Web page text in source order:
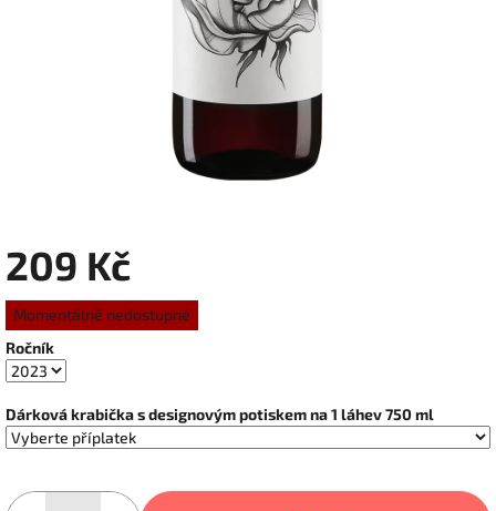
209 Kč
Měrná
cena:
Momentálně nedostupné
Ročník
Dárková krabička s designovým potiskem na 1 láhev 750 ml